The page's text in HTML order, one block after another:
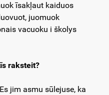
īsakļaut kaiduos
juomuok
vacuoku i školys
raksteit?
jim asmu sūlejuse, ka